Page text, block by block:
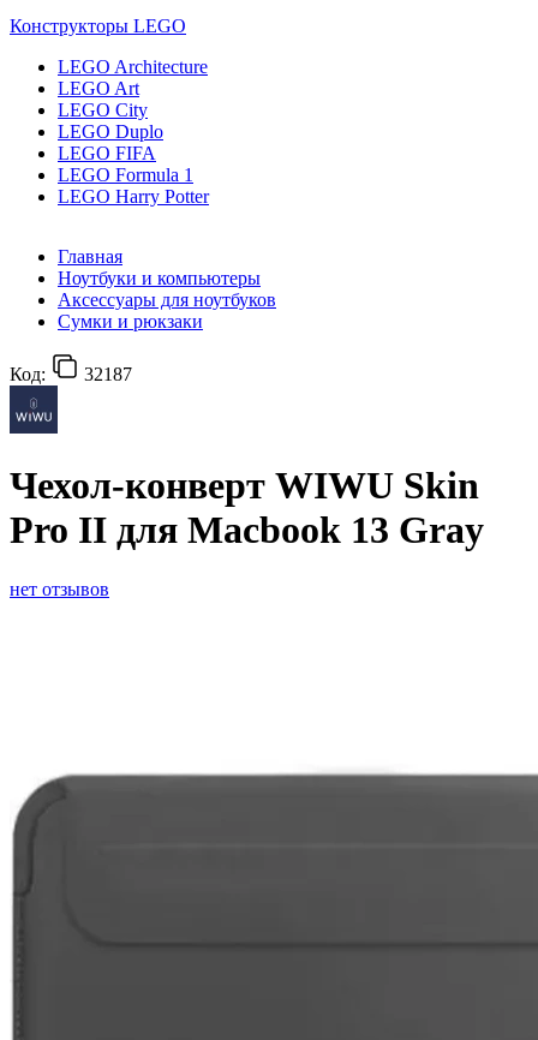
Конструкторы LEGO
LEGO Architecture
LEGO Art
LEGO City
LEGO Duplo
LEGO FIFA
LEGO Formula 1
LEGO Harry Potter
Главная
Ноутбуки и компьютеры
Аксессуары для ноутбуков
Сумки и рюкзаки
Код: 32187
Чехол-конверт WIWU Skin
Pro II для Macbook 13 Gray
нет отзывов